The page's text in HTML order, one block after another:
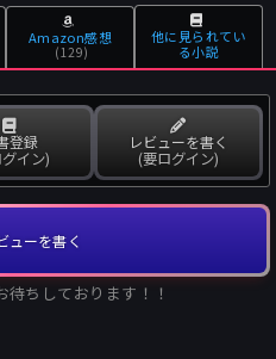
Amazon感想
(129)
他に見られてい
る小説
登録
イン)
レビューを書く
(要ログイン)
ューを書く
ちしております！！